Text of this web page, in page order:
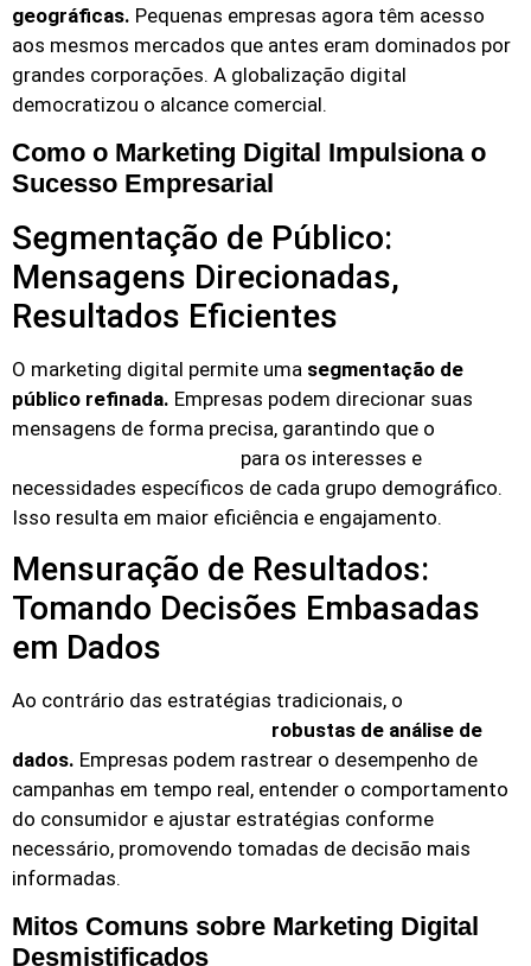
geográficas. Pequenas empresas agora têm acesso
aos mesmos mercados que antes eram dominados por
grandes corporações. A globalização digital
democratizou o alcance comercial.
Como o Marketing Digital Impulsiona o
Sucesso Empresarial
Segmentação de Público:
Mensagens Direcionadas,
Resultados Eficientes
O marketing digital permite uma segmentação de
público refinada. Empresas podem direcionar suas
mensagens de forma precisa, garantindo que o
para os interesses e
necessidades específicos de cada grupo demográfico.
Isso resulta em maior eficiência e engajamento.
Mensuração de Resultados:
Tomando Decisões Embasadas
em Dados
Ao contrário das estratégias tradicionais, o
robustas de análise de
dados. Empresas podem rastrear o desempenho de
campanhas em tempo real, entender o comportamento
do consumidor e ajustar estratégias conforme
necessário, promovendo tomadas de decisão mais
informadas.
Mitos Comuns sobre Marketing Digital
Desmistificados